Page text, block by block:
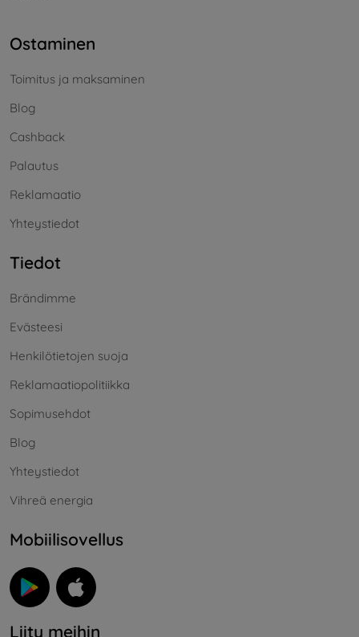
Ostaminen
Toimitus ja maksaminen
Blog
Cashback
Palautus
Reklamaatio
Yhteystiedot
Tiedot
Brändimme
Evästeesi
Henkilötietojen suoja
Reklamaatiopolitiikka
Sopimusehdot
Blog
Yhteystiedot
Vihreä energia
Mobiilisovellus
Liity meihin